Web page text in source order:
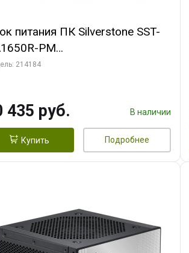
питания ПК Silverstone SST-
PM
214184
435 руб. В наличии
Купить Подробнее